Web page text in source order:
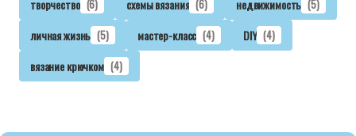
творчество (6) схемы вязания (6) недвижимость (5)
личная жизнь (5) мастер-класс (4) DIY (4)
вязание крючком (4)